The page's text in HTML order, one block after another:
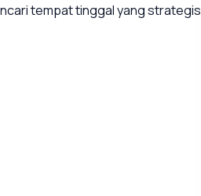
tempat tinggal yang strategis